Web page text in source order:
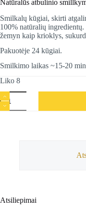
Natūralūs atbulinio
Smilkalų kūgiai, skirti
100% natūralių ingredientų.
žemyn kaip krioklys,
Pakuotėje 24 kūgiai.
Smilkimo laikas ~15-20
Liko 8
produkto
kiekis:
Natūralūs
Atsiliepimai